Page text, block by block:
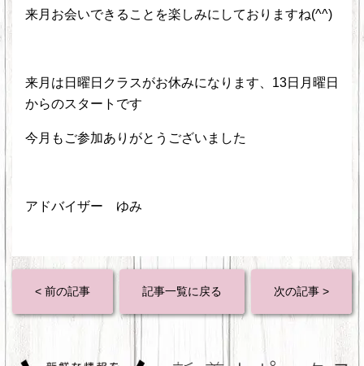
来月お会いできることを楽しみにしておりますね(^^)
来月は日曜日クラスがお休みになります、13日月曜日
からのスタートです
今月もご参加ありがとうございました
アドバイザー ゆみ
< 前の記事 記事一覧に戻る 次の記事 >